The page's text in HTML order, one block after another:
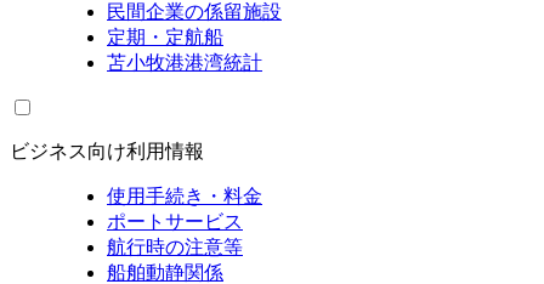
民間企業の係留施設
定期・定航船
苫小牧港港湾統計
ビジネス向け利用情報
使用手続き・料金
ポートサービス
航行時の注意等
船舶動静関係